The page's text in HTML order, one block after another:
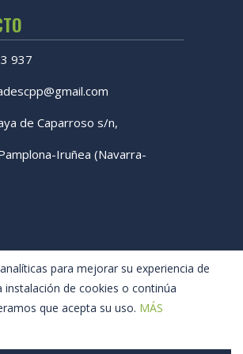
para mejorar su experiencia de
instalación de cookies o continúa
que acepta su uso. MÁS
937
de Caparroso s/n,
Iruñea (Navarra-